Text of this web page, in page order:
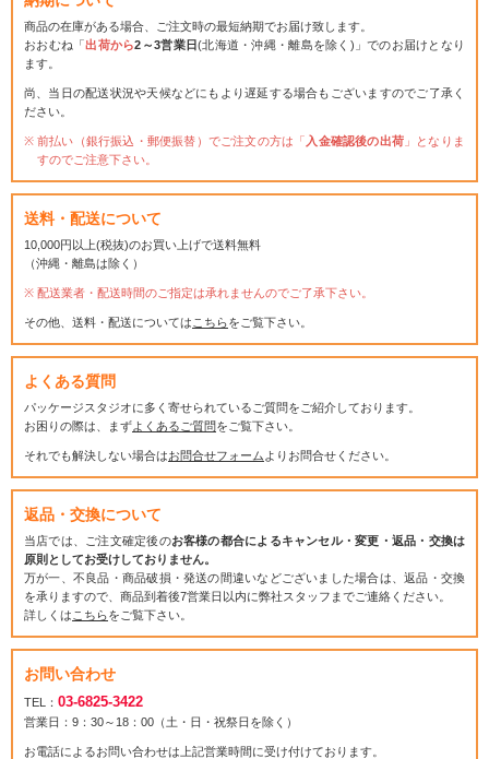
商品の在庫がある場合、ご注文時の最短納期でお届け致します。
おおむね「出荷から2～3営業日(北海道・沖縄・離島を除く)」でのお届けとなり
ます。
尚、当日の配送状況や天候などにもより遅延する場合もございますのでご了承く
ださい。
前払い（銀行振込・郵便振替）でご注文の方は「 入金確認後の出荷 」となりま
すのでご注意下さい。
送料・配送について
10,000円以上(税抜)のお買い上げで送料無料
（沖縄・離島は除く）
配送業者・配送時間のご指定は承れませんのでご了承下さい。
その他、送料・配送については こちらをご覧下さい。
よくある質問
パッケージスタジオに多く寄せられているご質問をご紹介しております。
お困りの際は、まずよくあるご質問をご覧下さい。
それでも解決しない場合はお問合せフォーム よりお問合せください。
返品・交換について
当店では、ご注文確定後のお客様の都合によるキャンセル・変更・返品・交換は
原則としてお受けしておりません。
万が一、不良品・商品破損・発送の間違いなどございました場合は、返品・交換
を承りますので、商品到着後7営業日以内に弊社スタッフまでご連絡ください。
詳しくは こちらをご覧下さい。
お問い合わせ
TEL： 03-6825-3422
営業日：9：30～18：00（土・日・祝祭日を除く）
お電話によるお問い合わせは上記営業時間に受け付けております。